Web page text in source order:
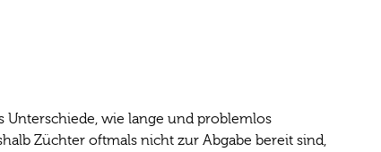
Unterschiede, wie lange und problemlos
Züchter oftmals nicht zur Abgabe bereit sind,